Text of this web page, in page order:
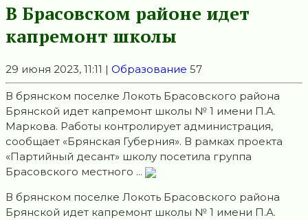
В Брасовском районе идет
капремонт школы
29 июня 2023, 11:11 | Образование 57
В брянском поселке Локоть Брасовского района
Брянской идет капремонт школы № 1 имени П.А.
Маркова. Работы контролирует администрация,
сообщает «Брянская Губерния». В рамках проекта
«Партийный десант» школу посетила группа
Брасовского местного ...
В брянском поселке Локоть Брасовского района
Брянской идет капремонт школы № 1 имени П.А.